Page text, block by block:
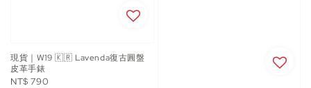
現貨｜W19 🇰🇷 Lavenda復古圓盤
皮革手錶
Regular
NT$ 790